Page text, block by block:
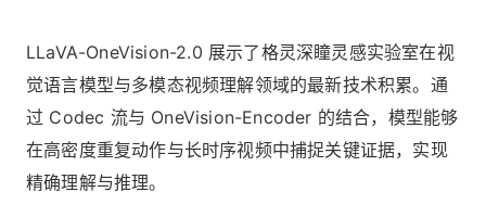
LLaVA-OneVision-2.0 展示了格灵深瞳灵感实验室在视
觉语言模型与多模态视频理解领域的最新技术积累。通
过 Codec 流与 OneVision-Encoder 的结合，模型能够
在高密度重复动作与长时序视频中捕捉关键证据，实现
精确理解与推理。